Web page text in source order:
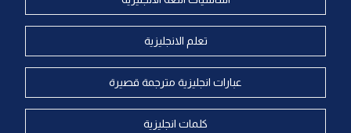
تعلم الانجليزية
عبارات انجليزية مترجمة قصيرة
كلمات انجليزية